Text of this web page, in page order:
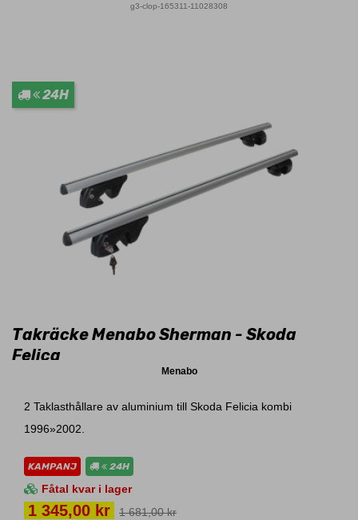
g3-clop-165311-11028308
Takräcke Menabo Sherman - Skoda
Felica
Menabo
2 Taklasthållare av aluminium till Skoda Felicia kombi
1996»2002.
24H
KAMPANJ 24H
Fåtal kvar i lager
Pris
1 345,00 kr 1 681,00 kr